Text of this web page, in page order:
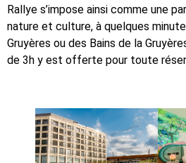
Rallye s’impose ainsi comme une
nature et culture, à quelques
Gruyères ou des Bains de la
de 3h y est offerte pour toute